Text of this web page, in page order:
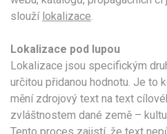
slouží lokalizace.
Lokalizace pod lupou
Lokalizace jsou specifickým
určitou přidanou hodnotu. Je to
mění zdrojový text na text
zvláštnostem dané země –